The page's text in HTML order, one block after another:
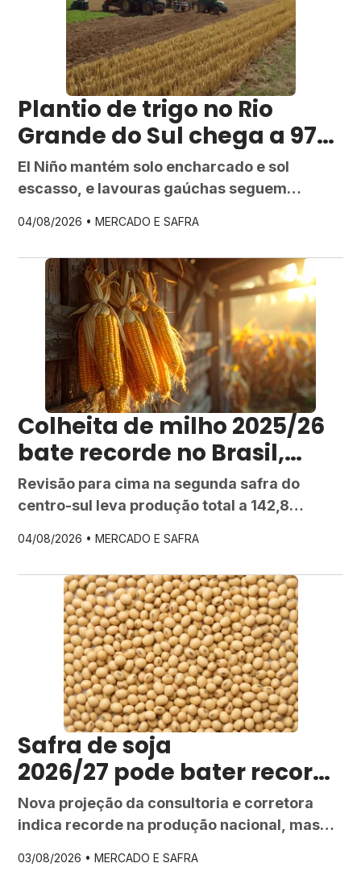
Plantio de trigo no Rio
Grande do Sul chega a 97%,
mas umidade do solo
ainda freia o ritmo
El Niño mantém solo encharcado e sol
escasso, e lavouras gaúchas seguem
Emater
04/08/2026 •MERCADO E SAFRA
Colheita de milho 2025/26
bate recorde no Brasil,
aponta AgRural
Revisão para cima na segunda safra do
centro-sul leva produção total a 142,8
"safrinha" ainda abaixo do pico histórico
04/08/2026 •MERCADO E SAFRA
Safra de soja
2026/27 pode bater record
e no Brasil, projeta StoneX
Nova projeção da consultoria e corretora
indica recorde na produção nacional, mas
até a colheita
03/08/2026 •MERCADO E SAFRA